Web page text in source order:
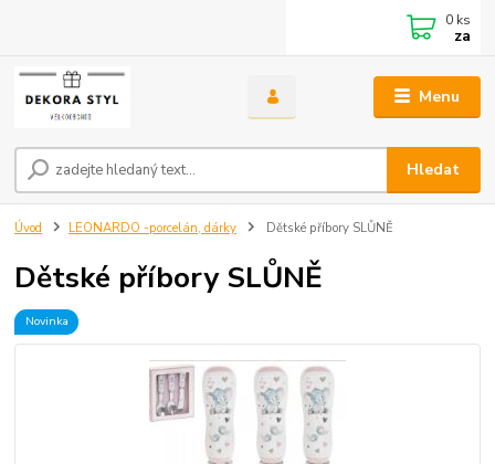
Menu
Hledat
0 ks
za
Úvod LEONARDO -porcelán, dárky Dětské příbory SLŮNĚ
Dětské příbory SLŮNĚ
Novinka